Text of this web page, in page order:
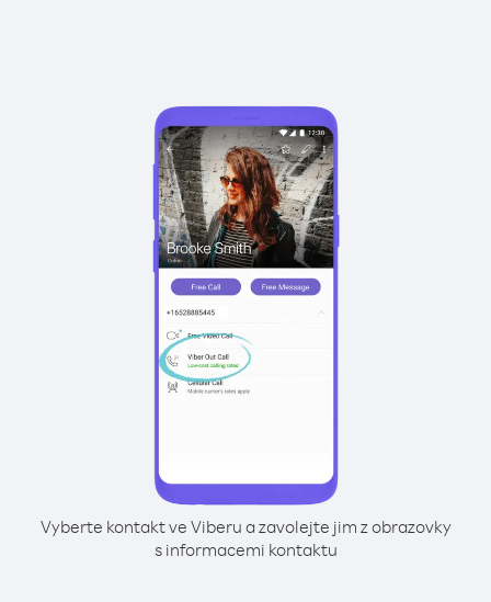
Vyberte kontakt ve Viberu a zavolejte jim z obrazovky
s informacemi kontaktu